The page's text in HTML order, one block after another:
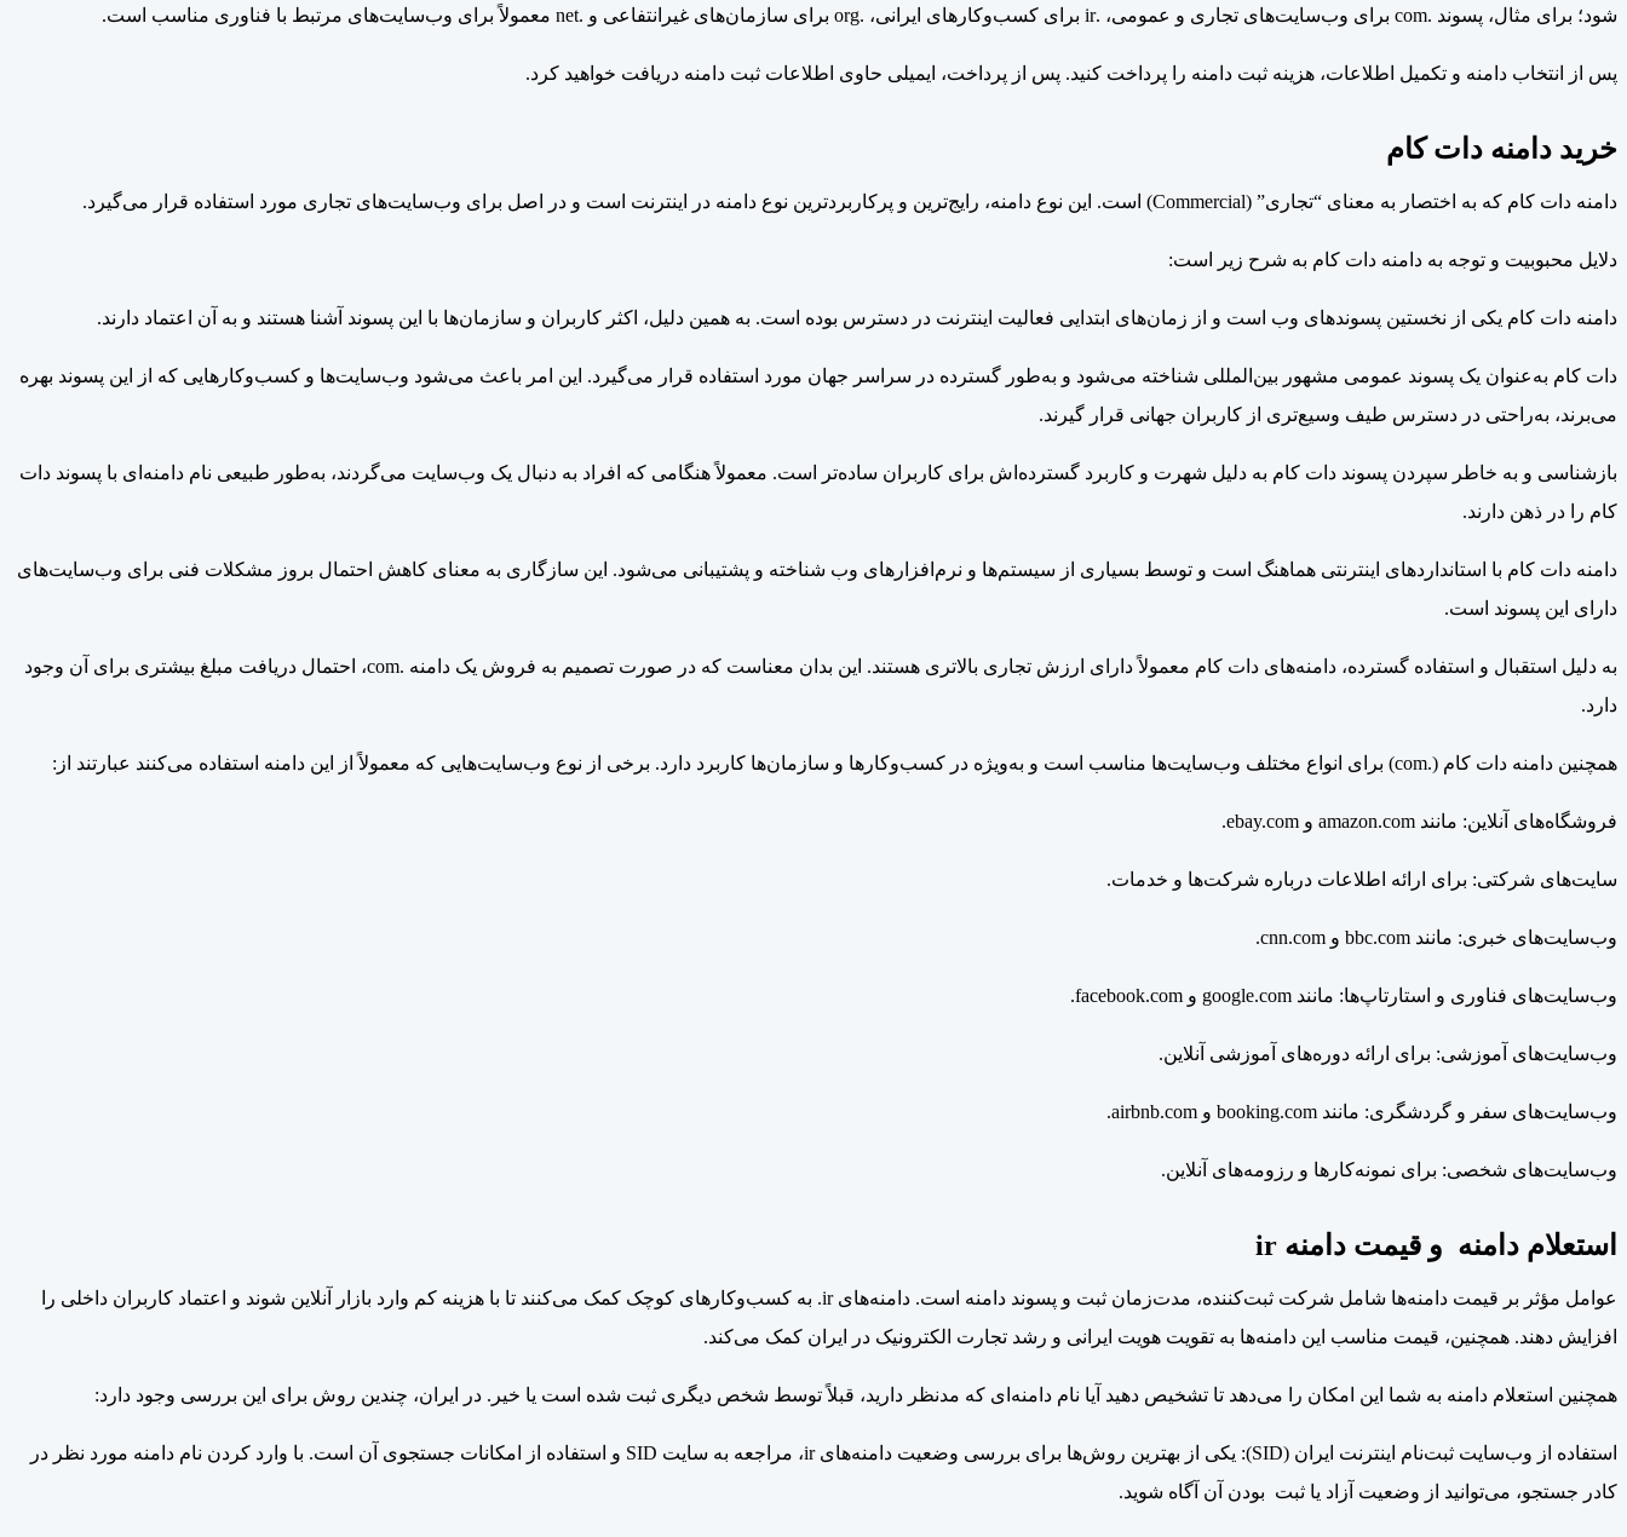
شود؛ برای مثال، پسوند .com برای وب‌سایت‌های تجاری و عمومی، .ir برای کسب‌وکارهای ایرانی، .org برای سازمان‌های غیرانتفاعی و .net معمولاً برای وب‌سایت‌های مرتبط با فناوری مناسب است.
پس از انتخاب دامنه و تکمیل اطلاعات، هزینه ثبت دامنه را پرداخت کنید. پس از پرداخت، ایمیلی حاوی اطلاعات ثبت دامنه دریافت خواهید کرد.
خرید دامنه دات کام
دامنه دات کام که به اختصار به معنای “تجاری” (Commercial) است. این نوع دامنه، رایج‌ترین و پرکاربردترین نوع دامنه در اینترنت است و در اصل برای وب‌سایت‌های تجاری مورد استفاده قرار می‌گیرد.
دلایل محبوبیت و توجه به دامنه دات کام به شرح زیر است:
دامنه دات کام یکی از نخستین پسوندهای وب است و از زمان‌های ابتدایی فعالیت اینترنت در دسترس بوده است. به همین دلیل، اکثر کاربران و سازمان‌ها با این پسوند آشنا هستند و به آن اعتماد دارند.
دات کام به‌عنوان یک پسوند عمومی مشهور بین‌المللی شناخته می‌شود و به‌طور گسترده در سراسر جهان مورد استفاده قرار می‌گیرد. این امر باعث می‌شود وب‌سایت‌ها و کسب‌وکارهایی که از این پسوند بهره
می‌برند، به‌راحتی در دسترس طیف وسیع‌تری از کاربران جهانی قرار گیرند.
بازشناسی و به خاطر سپردن پسوند دات کام به دلیل شهرت و کاربرد گسترده‌اش برای کاربران ساده‌تر است. معمولاً هنگامی که افراد به دنبال یک وب‌سایت می‌گردند، به‌طور طبیعی نام دامنه‌ای با پسوند دات
کام را در ذهن دارند.
دامنه دات کام با استانداردهای اینترنتی هماهنگ است و توسط بسیاری از سیستم‌ها و نرم‌افزارهای وب شناخته و پشتیبانی می‌شود. این سازگاری به معنای کاهش احتمال بروز مشکلات فنی برای وب‌سایت‌های
دارای این پسوند است.
به دلیل استقبال و استفاده گسترده، دامنه‌های دات کام معمولاً دارای ارزش تجاری بالاتری هستند. این بدان معناست که در صورت تصمیم به فروش یک دامنه .com، احتمال دریافت مبلغ بیشتری برای آن وجود
دارد.
همچنین دامنه دات کام (.com) برای انواع مختلف وب‌سایت‌ها مناسب است و به‌ویژه در کسب‌وکارها و سازمان‌ها کاربرد دارد. برخی از نوع وب‌سایت‌هایی که معمولاً از این دامنه استفاده می‌کنند عبارتند از:
فروشگاه‌های آنلاین: مانند amazon.com و ebay.com.
سایت‌های شرکتی: برای ارائه اطلاعات درباره شرکت‌ها و خدمات.
وب‌سایت‌های خبری: مانند bbc.com و cnn.com.
وب‌سایت‌های فناوری و استارتاپ‌ها: مانند google.com و facebook.com.
وب‌سایت‌های آموزشی: برای ارائه دوره‌های آموزشی آنلاین.
وب‌سایت‌های سفر و گردشگری: مانند booking.com و airbnb.com.
وب‌سایت‌های شخصی: برای نمونه‌کارها و رزومه‌های آنلاین.
استعلام دامنه و قیمت دامنه ir
عوامل مؤثر بر قیمت دامنه‌ها شامل شرکت ثبت‌کننده، مدت‌زمان ثبت و پسوند دامنه است. دامنه‌های ‎.ir به کسب‌وکارهای کوچک کمک می‌کنند تا با هزینه کم وارد بازار آنلاین شوند و اعتماد کاربران داخلی را
افزایش دهند. همچنین، قیمت مناسب این دامنه‌ها به تقویت هویت ایرانی و رشد تجارت الکترونیک در ایران کمک می‌کند.
همچنین استعلام دامنه به شما این امکان را می‌دهد تا تشخیص دهید آیا نام دامنه‌ای که مدنظر دارید، قبلاً توسط شخص دیگری ثبت شده است یا خیر. در ایران، چندین روش برای این بررسی وجود دارد:
استفاده از وب‌سایت ثبت‌نام اینترنت ایران (SID): یکی از بهترین روش‌ها برای بررسی وضعیت دامنه‌های ir، مراجعه به سایت SID و استفاده از امکانات جستجوی آن است. با وارد کردن نام دامنه مورد نظر در
کادر جستجو، می‌توانید از وضعیت آزاد یا ثبت بودن آن آگاه شوید.